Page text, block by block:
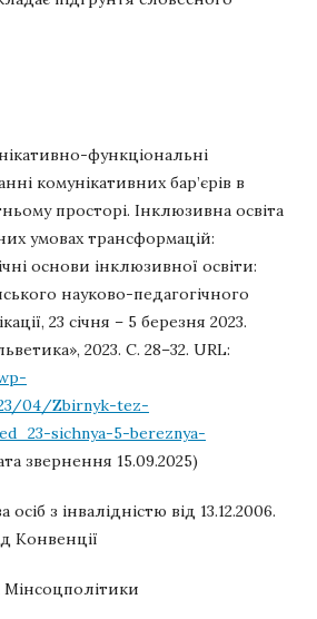
функціональні
комунікативних бар’єрів в
просторі. Інклюзивна освіта
умовах трансформацій:
основи інклюзивної освіти:
науково-педагогічного
23 січня – 5 березня 2023.
2023. С. 28–32. URL:
04/Zbirnyk-tez-
sichnya-5-bereznya-
звернення 15.09.2025)
з інвалідністю від 13.12.2006.
Конвенції